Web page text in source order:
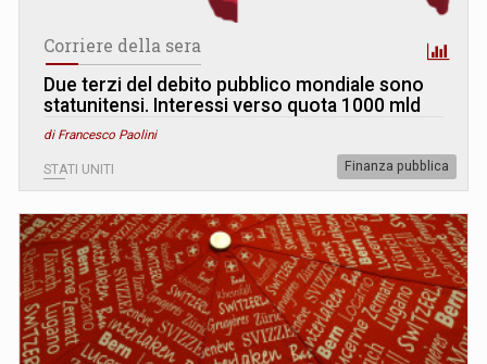
Corriere della sera
Due terzi del debito pubblico mondiale sono
statunitensi. Interessi verso quota 1000 mld
di Francesco Paolini
STATI UNITI Finanza pubblica